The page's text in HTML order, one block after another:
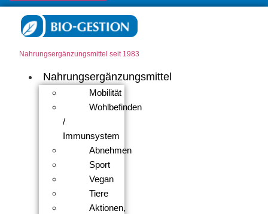
Nahrungsergänzungsmittel seit 1983
Nahrungsergänzungsmittel
Mobilität
Wohlbefinden
/
Immunsystem
Abnehmen
Sport
Vegan
Tiere
Aktionen,